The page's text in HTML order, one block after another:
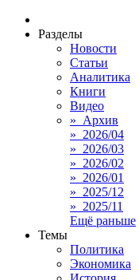
Разделы
Новости
Статьи
Аналитика
Книги
Видео
» Архив
» 2026/04
» 2026/03
» 2026/02
» 2026/01
» 2025/12
» 2025/11
Ещё раньше
Темы
Политика
Экономика